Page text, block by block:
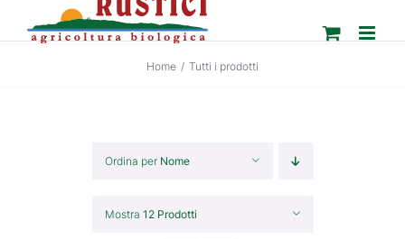
Home / Tutti i prodotti
Ordina per Nome
Mostra 12 Prodotti